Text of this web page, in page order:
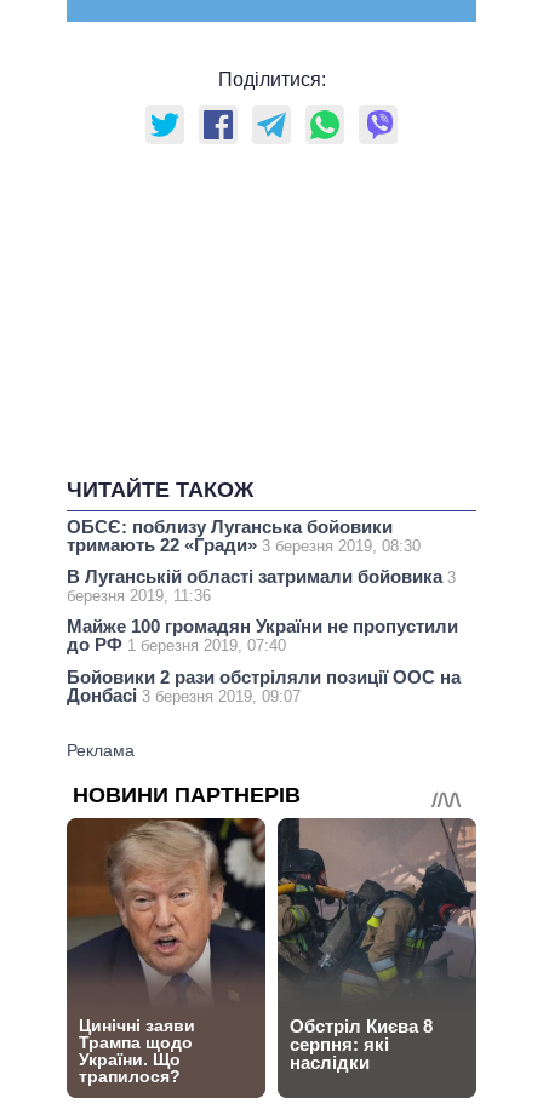
Поділитися:
ЧИТАЙТЕ ТАКОЖ
ОБСЄ: поблизу Луганська бойовики
тримають 22 «Гради» 3 березня 2019, 08:30
В Луганській області затримали бойовика 3
березня 2019, 11:36
Майже 100 громадян України не пропустили
до РФ 1 березня 2019, 07:40
Бойовики 2 рази обстріляли позиції ООС на
Донбасі 3 березня 2019, 09:07